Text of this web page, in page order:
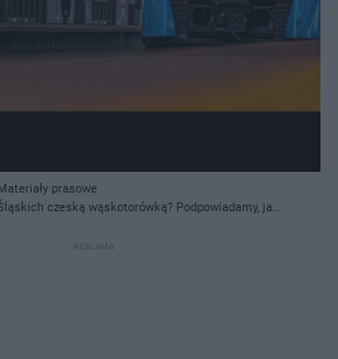
prasowe
czeską wąskotorówką? Podpowiadamy, jak